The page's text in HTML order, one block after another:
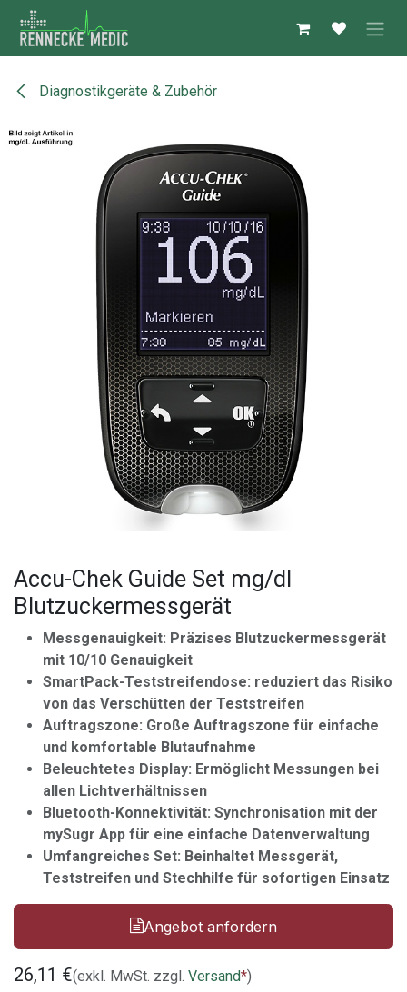
Zum Inhalt springen
Diagnostikgeräte & Zubehör
Accu-Chek Guide Set mg/dl
Blutzuckermessgerät
Messgenauigkeit: Präzises Blutzuckermessgerät
mit 10/10 Genauigkeit
SmartPack-Teststreifendose: reduziert das Risiko
von das Verschütten der Teststreifen
Auftragszone: Große Auftragszone für einfache
und komfortable Blutaufnahme
Beleuchtetes Display: Ermöglicht Messungen bei
allen Lichtverhältnissen
Bluetooth-Konnektivität: Synchronisation mit der
mySugr App für eine einfache Datenverwaltung
Umfangreiches Set: Beinhaltet Messgerät,
Teststreifen und Stechhilfe für sofortigen Einsatz
Angebot anfordern
26,11 €(exkl. MwSt. zzgl. Versand*)